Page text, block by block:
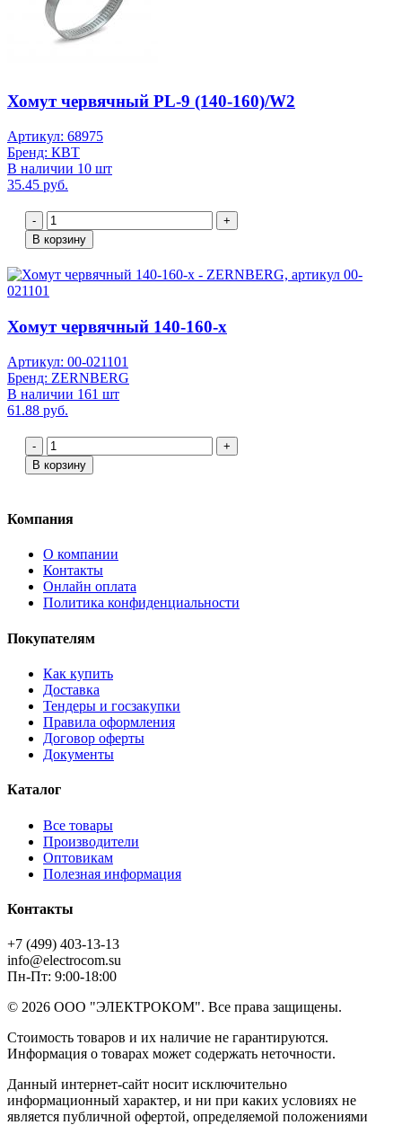
Хомут червячный PL-9 (140-160)/W2
Артикул: 68975
Бренд: КВТ
В наличии 10 шт
35.45 руб.
-
+
В корзину
Хомут червячный 140-160-х
Артикул: 00-021101
Бренд: ZERNBERG
В наличии 161 шт
61.88 руб.
-
+
В корзину
Компания
О компании
Контакты
Онлайн оплата
Политика конфиденциальности
Покупателям
Как купить
Доставка
Тендеры и госзакупки
Правила оформления
Договор оферты
Документы
Каталог
Все товары
Производители
Оптовикам
Полезная информация
Контакты
+7 (499) 403-13-13
info@electrocom.su
Пн-Пт: 9:00-18:00
© 2026 ООО "ЭЛЕКТРОКОМ". Все права защищены.
Стоимость товаров и их наличие не гарантируются.
Информация о товарах может содержать неточности.
Данный интернет-сайт носит исключительно
информационный характер, и ни при каких условиях не
является публичной офертой, определяемой положениями